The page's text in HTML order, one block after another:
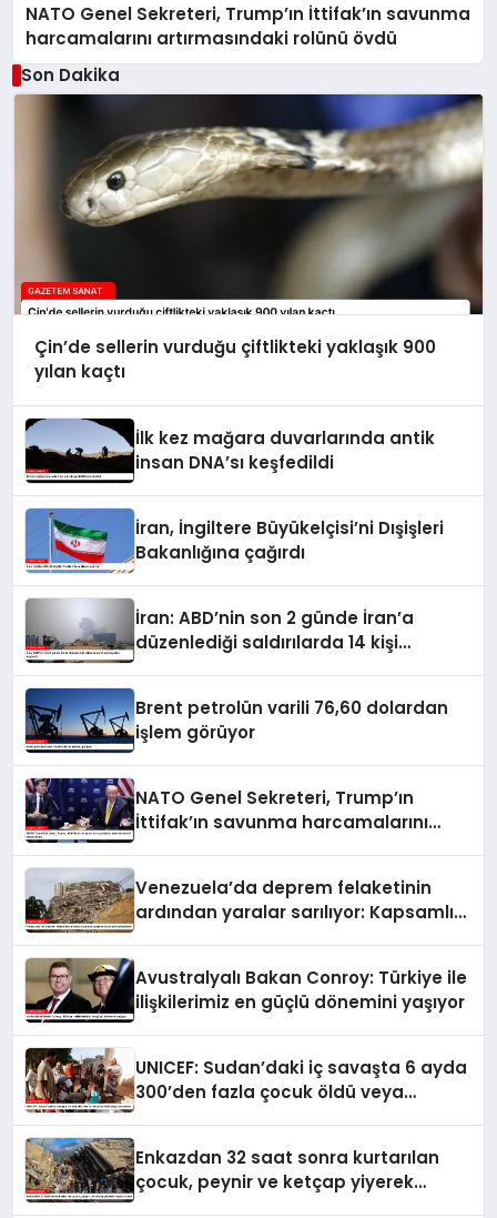
NATO Genel Sekreteri, Trump’ın İttifak’ın savunma
harcamalarını artırmasındaki rolünü övdü
Son Dakika
Çin’de sellerin vurduğu çiftlikteki yaklaşık 900
yılan kaçtı
İlk kez mağara duvarlarında antik
insan DNA’sı keşfedildi
İran, İngiltere Büyükelçisi’ni Dışişleri
Bakanlığına çağırdı
İran: ABD’nin son 2 günde İran’a
düzenlediği saldırılarda 14 kişi
Brent petrolün varili 76,60 dolardan
işlem görüyor
NATO Genel Sekreteri, Trump’ın
İttifak’ın savunma harcamalarını
Venezuela’da deprem felaketinin
ardından yaralar sarılıyor: Kapsamlı
Avustralyalı Bakan Conroy: Türkiye ile
ilişkilerimiz en güçlü dönemini yaşıyor
UNICEF: Sudan’daki iç savaşta 6 ayda
300’den fazla çocuk öldü veya
Enkazdan 32 saat sonra kurtarılan
çocuk, peynir ve ketçap yiyerek